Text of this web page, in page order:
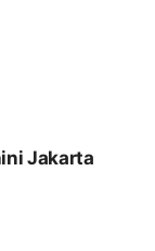
Jakarta